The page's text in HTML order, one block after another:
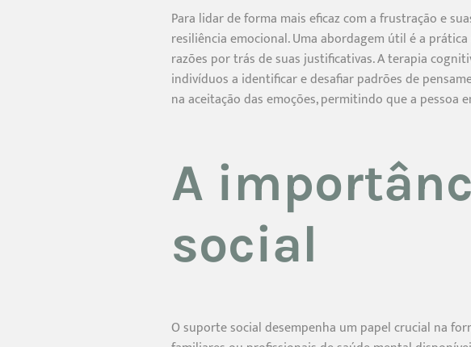
Para lidar de forma mais eficaz com a frustração e
resiliência emocional. Uma abordagem útil é a
razões por trás de suas justificativas. A terapia
indivíduos a identificar e desafiar padrões de
na aceitação das emoções, permitindo que a
A
social
O suporte social desempenha um papel crucial na